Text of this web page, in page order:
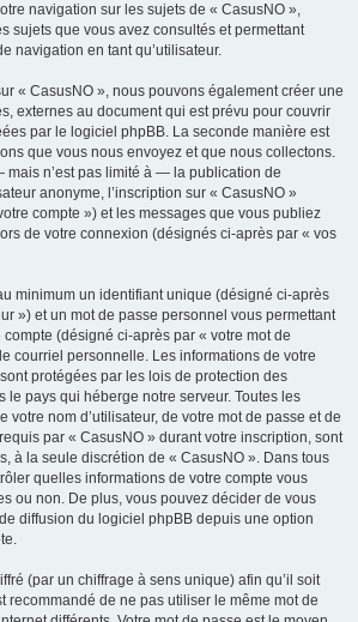
navigation sur les sujets de « CasusNO »,
sujets que vous avez consultés et permettant
navigation en tant qu’utilisateur.
« CasusNO », nous pouvons également créer une
externes au document qui est prévu pour couvrir
par le logiciel phpBB. La seconde manière est
que vous nous envoyez et que nous collectons.
n’est pas limité à — la publication de
anonyme, l’inscription sur « CasusNO »
compte ») et les messages que vous publiez
de votre connexion (désignés ci-après par « vos
minimum un identifiant unique (désigné ci-après
») et un mot de passe personnel vous permettant
(désigné ci-après par « votre mot de
courriel personnelle. Les informations de votre
protégées par les lois de protection des
le pays qui héberge notre serveur. Toutes les
votre nom d’utilisateur, de votre mot de passe et de
par « CasusNO » durant votre inscription, sont
à la seule discrétion de « CasusNO ». Dans tous
quelles informations de votre compte vous
ou non. De plus, vous pouvez décider de vous
diffusion du logiciel phpBB depuis une option
(par un chiffrage à sens unique) afin qu’il soit
recommandé de ne pas utiliser le même mot de